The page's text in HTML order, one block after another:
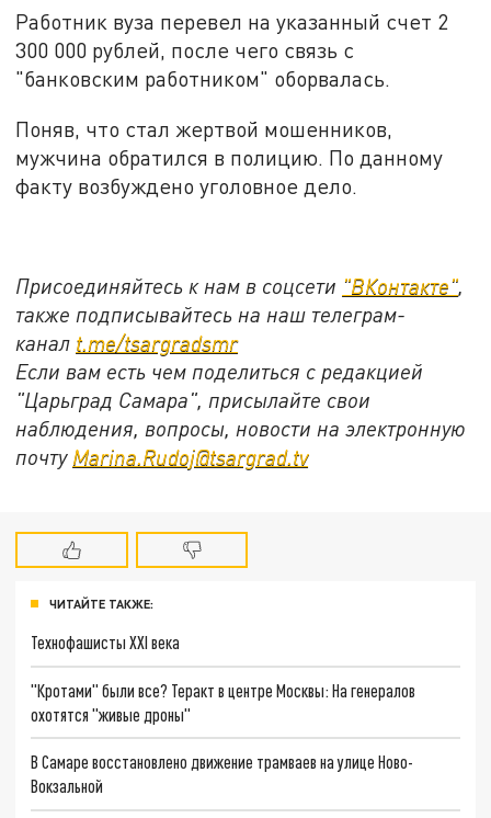
Работник вуза перевел на указанный счет 2
300 000 рублей, после чего связь с
"банковским работником" оборвалась.
Поняв, что стал жертвой мошенников,
мужчина обратился в полицию. По данному
факту возбуждено уголовное дело.
Присоединяйтесь к нам в соцсети "ВКонтакте",
также подписывайтесь на наш телеграм-
канал t.me/tsargradsmr
Если вам есть чем поделиться с редакцией
"Царьград Самара", присылайте свои
наблюдения, вопросы, новости на электронную
почту Marina.Rudoj@tsargrad.tv
ЧИТАЙТЕ ТАКЖЕ:
Технофашисты XXI века
"Кротами" были все? Теракт в центре Москвы: На генералов
охотятся "живые дроны"
В Самаре восстановлено движение трамваев на улице Ново-
Вокзальной